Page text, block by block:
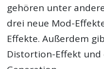
gehören unter
drei neue Mod-
Effekte. Außerdem
Distortion-Effekt und